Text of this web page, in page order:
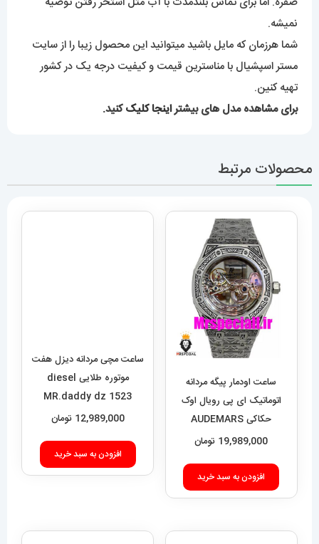
نمیشه.
شما هرزمان که مایل باشید میتوانید این محصول زیبا را از سایت
مستر اسپشیال با مناسترین قیمت و کیفیت درجه یک در کشور
تهیه کنین.
برای مشاهده مدل های بیشتراینجا کلیککنید.
محصولات مرتبط
ساعت اودمار پیگه مردانه
اتوماتیک ای پی رویال اوک
حکاکی AUDEMARS
PIGUET ROYAL Oak
19,989,000 تومان
افزودن به سبد خرید
افزودن به سبد خرید